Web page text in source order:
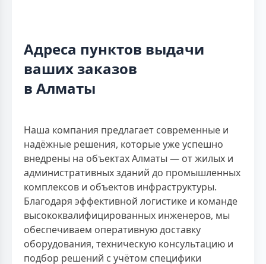
Адреса пунктов выдачи
ваших заказов
в Алматы
Наша компания предлагает современные и
надёжные решения, которые уже успешно
внедрены на объектах Алматы — от жилых и
административных зданий до промышленных
комплексов и объектов инфраструктуры.
Благодаря эффективной логистике и команде
высококвалифицированных инженеров, мы
обеспечиваем оперативную доставку
оборудования, техническую консультацию и
подбор решений с учётом специфики